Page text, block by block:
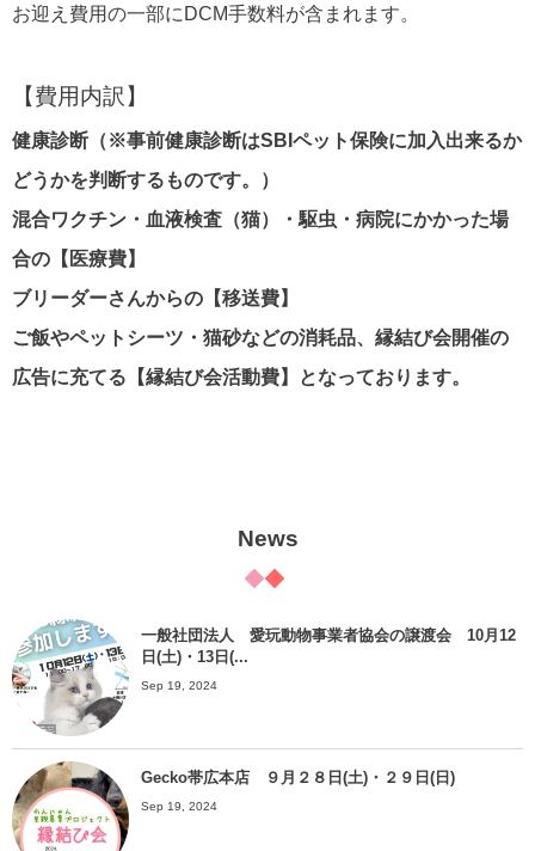
お迎え費用の一部にDCM手数料が含まれます。
【費用内訳】
健康診断（※事前健康診断はSBIペット保険に加入出来るか
どうかを判断するものです。）
混合ワクチン・血液検査（猫）・駆虫・病院にかかった場
合の【医療費】
ブリーダーさんからの【移送費】
ご飯やペットシーツ・猫砂などの消耗品、縁結び会開催の
広告に充てる【縁結び会活動費】となっております。
News
一般社団法人 愛玩動物事業者協会の譲渡会 10月12
日(土)・13日(...
Sep 19, 2024
Gecko帯広本店 ９月２８日(土)・２９日(日)
Sep 19, 2024